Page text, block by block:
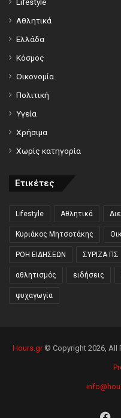
Lifestyle
Αθλητικά
Ελλάδα
Κόσμος
Οικονομία
Πολιτική
Υγεία
Χρήσιμα
Χωρίς κατηγορία
Ετικέτες
Lifestyle Αθλητικά
Κυριάκος Μητσοτάκης
ΡΟΗ ΕΙΔΗΣΕΩΝ ΣΥΡΙΖΑ ΠΣ
αθλητισμός ειδήσεις
ψυχαγωγία
Hours.gr© Copyright 2026, All